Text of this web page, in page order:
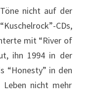
nicht auf der
CDs,
mit “River of
ihn 1994 in der
“Honesty” in den
nicht mehr